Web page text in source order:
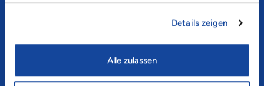
Details zeigen
Alle zulassen
unseres Cartonplast-Pooling-Systems zu verbessern
wie z.B. durch die Reparatur beschädigter
und jeden Tag daran arbeiten, immer besser zu werden.
Ob Service, Produktqualität, Effizienz oder